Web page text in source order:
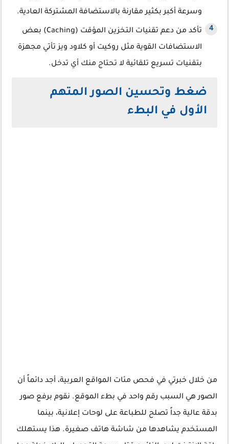
وسرعة أكبر بكثير مقارنة بالاستضافة المشتركة العادية.
تأكد من دعم تقنيات التخزين المؤقت (Caching) بعض
الاستضافات القوية مثل روكيت أو كلاود ويز تأتي مجهزة
بتقنيات تسريع تلقائية لا تحتاج منك أي تدخل.
ضغط وتحسين الصور المتهم
الأول في البطء
من خلال خبرتي في فحص مئات المواقع العربية، أجد دائماً أن
الصور هي السبب رقم واحد في بطء الموقع. نقوم برفع صور
بدقة عالية جداً تصلح للطباعة على لوحات إعلانية، بينما
المستخدم يشاهدها من شاشة هاتف صغيرة. هذا يستهلك